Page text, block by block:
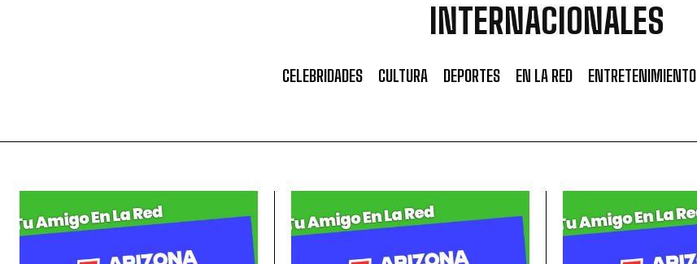
INTERNACIONALES
CELEBRIDADES CULTURA DEPORTES EN LA RED ENTRETENIMIENTO